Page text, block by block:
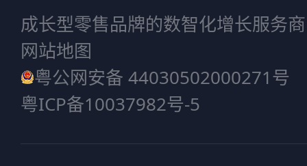
成长型零售品牌的数智化增长服务商
网站地图
粤公网安备 44030502000271号
粤ICP备10037982号-5